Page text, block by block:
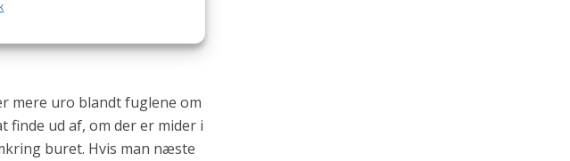
fugle, hvor imod den er
mere uro blandt fuglene om
finde ud af, om der er mider i
buret. Hvis man næste